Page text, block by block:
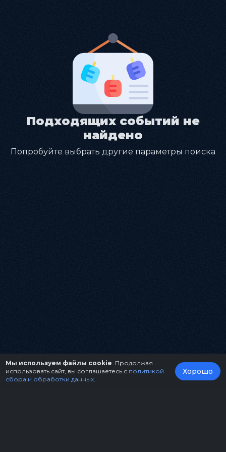
Подходящих событий не
найдено
Попробуйте выбрать другие параметры поиска
Мы используем файлы cookie . Продолжая
использовать сайт, вы соглашаетесь с политикой
сбора и обработки данных
Хорошо